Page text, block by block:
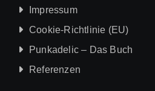
Impressum
Cookie-Richtlinie (EU)
Punkadelic – Das Buch
Referenzen